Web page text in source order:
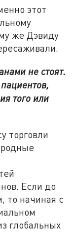
этот
же Дэвиду
не стоят.
того или
торговли
Если до
то начиная с
глобальных